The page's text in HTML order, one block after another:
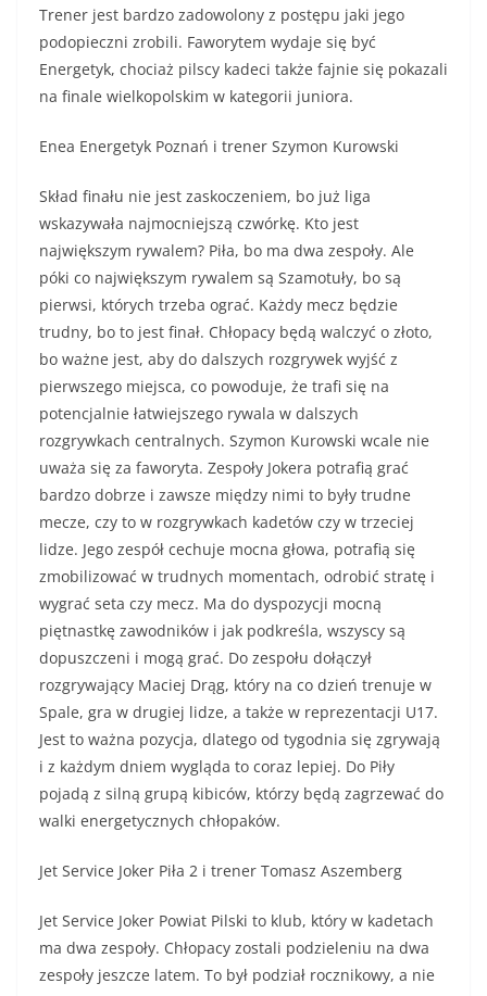
Trener jest bardzo zadowolony z postępu jaki jego
podopieczni zrobili. Faworytem wydaje się być
Energetyk, chociaż pilscy kadeci także fajnie się pokazali
na finale wielkopolskim w kategorii juniora.
Enea Energetyk Poznań i trener Szymon Kurowski
Skład finału nie jest zaskoczeniem, bo już liga
wskazywała najmocniejszą czwórkę. Kto jest
największym rywalem? Piła, bo ma dwa zespoły. Ale
póki co największym rywalem są Szamotuły, bo są
pierwsi, których trzeba ograć. Każdy mecz będzie
trudny, bo to jest finał. Chłopacy będą walczyć o złoto,
bo ważne jest, aby do dalszych rozgrywek wyjść z
pierwszego miejsca, co powoduje, że trafi się na
potencjalnie łatwiejszego rywala w dalszych
rozgrywkach centralnych. Szymon Kurowski wcale nie
uważa się za faworyta. Zespoły Jokera potrafią grać
bardzo dobrze i zawsze między nimi to były trudne
mecze, czy to w rozgrywkach kadetów czy w trzeciej
lidze. Jego zespół cechuje mocna głowa, potrafią się
zmobilizować w trudnych momentach, odrobić stratę i
wygrać seta czy mecz. Ma do dyspozycji mocną
piętnastkę zawodników i jak podkreśla, wszyscy są
dopuszczeni i mogą grać. Do zespołu dołączył
rozgrywający Maciej Drąg, który na co dzień trenuje w
Spale, gra w drugiej lidze, a także w reprezentacji U17.
Jest to ważna pozycja, dlatego od tygodnia się zgrywają
i z każdym dniem wygląda to coraz lepiej. Do Piły
pojadą z silną grupą kibiców, którzy będą zagrzewać do
walki energetycznych chłopaków.
Jet Service Joker Piła 2 i trener Tomasz Aszemberg
Jet Service Joker Powiat Pilski to klub, który w kadetach
ma dwa zespoły. Chłopacy zostali podzieleniu na dwa
zespoły jeszcze latem. To był podział rocznikowy, a nie